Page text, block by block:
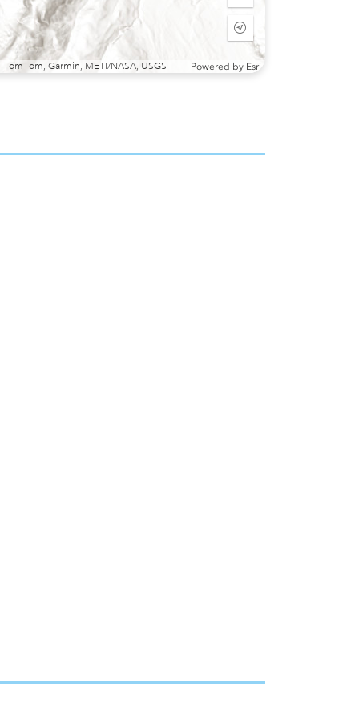
Start
tracking
my
location
TomTom, Garmin, METI/NASA, USGS Powered by Esri